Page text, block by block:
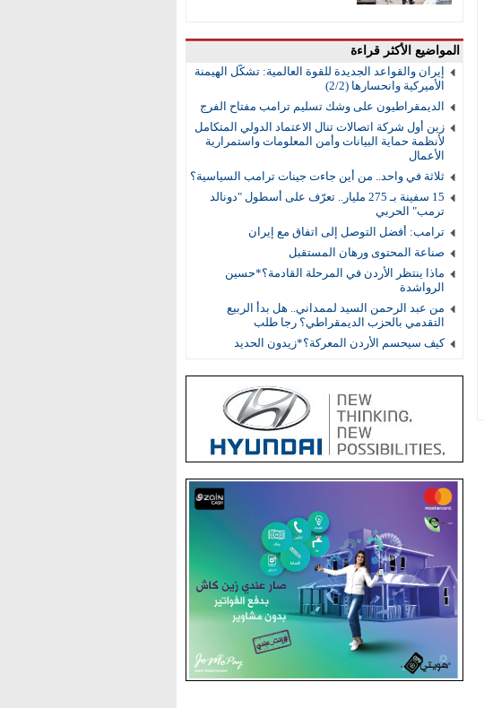
المواضيع الأكثر قراءة
إيران والقواعد الجديدة للقوة العالمية: تشكُّل الهيمنة
الأميركية وانحسارها (2/2)
الديمقراطيون على وشك تسليم ترامب مفتاح الفرج
زين أول شركة اتصالات تنال الاعتماد الدولي المتكامل
لأنظمة حماية البيانات وأمن المعلومات واستمرارية
الأعمال
ثلاثة في واحد.. من أين جاءت جينات ترامب السياسية؟
15 سفينة بـ 275 مليار.. تعرّف على أسطول "دونالد
ترمب" الحربي
ترامب: أفضل التوصل إلى اتفاق مع إيران
صناعة المحتوى ورهان المستقبل
ماذا ينتظر الأردن في المرحلة القادمة؟*حسين
الرواشدة
من عبد الرحمن السيد لممداني.. هل بدأ الربيع
التقدمي بالحزب الديمقراطي؟ رجا طلب
كيف سيحسم الأردن المعركة؟*زيدون الحديد